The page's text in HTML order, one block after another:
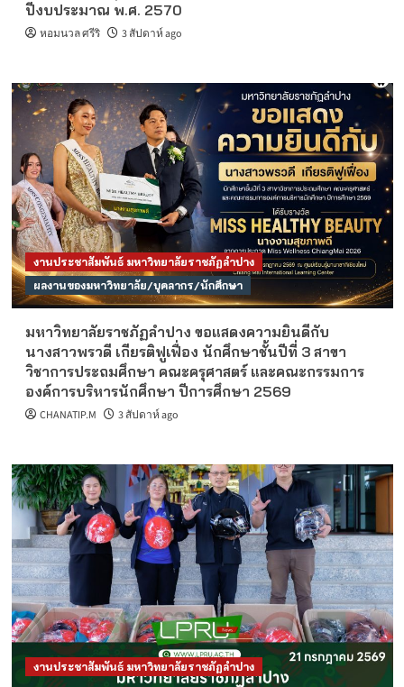
ข่าวรับสมัครงานมหาวิทยาลัย
ประกาศการดำเนินการสรรหาและเลือกสรร
2
ข่าวรับสมัครงานมหาวิทยาลัย ประจำปี 2569
รับสมัครบุคคลเพื่อสอบแข่งขันเป็นพนักงาน
มหาวิทยาลัย ตำแหน่งประเภทวิชาการ งบเงิน
รายได้ จำนวน 1 อัตรา
3
ข่าวรับสมัครงานมหาวิทยาลัย ประจำปี 2569
รับสมัครบุคคลเพื่อสอบแข่งขันเป็นพนักงาน
มหาวิทยาลัย ตำแหน่งประเภทวิชาการ งบเงิน
รายได้ จำนวน 1 อัตรา
ข่าวรับสมัครงานมหาวิทยาลัย ประจำปี 2569
ประกาศรายชื่อผู้ผ่านเกณฑ์การสอบแข่งขันเป็น
พนักงานมหาวิทยาลัย ตำแหน่งประเภทวิชาการ
งบรายได้
5
ข่าวรับสมัครงานมหาวิทยาลัย
ปีงบประมาณ พ.ศ. 2570
หอมนวล ศรีริ 3 สัปดาห์ ago
งานประชาสัมพันธ์ มหาวิทยาลัยราชภัฏลำปาง
ผลงานของมหาวิทยาลัย/บุคลากร/นักศึกษา
มหาวิทยาลัยราชภัฏลำปาง ขอแสดงความยินดีกับ
นางสาวพรวดี เกียรติฟูเฟื่อง นักศึกษาชั้นปีที่ 3 สาขา
วิชาการประถมศึกษา คณะครุศาสตร์ และคณะกรรมการ
องค์การบริหารนักศึกษา ปีการศึกษา 2569
CHANATIP.M 3 สัปดาห์ ago
งานประชาสัมพันธ์ มหาวิทยาลัยราชภัฏลำปาง